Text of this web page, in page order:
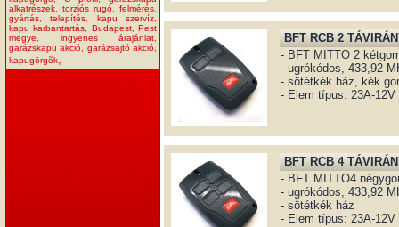
alkatrészek
torziós rugó felmérés
gyártás ,telepítés kapu szervíz
kapu karbantartás
Budapest,Pest
megye
ingyenes árajánlat
garázskapu akció
garázsajtó akció
kapugörgõk,
BFT RCB 2
- BFT MITTO 2
- ugrókódos, 433,92
- sötétkék ház, kék
- Elem típus: 23A-12V
BFT RCB 4
- BFT MITTO4
- ugrókódos, 433,92
- sötétkék ház
- Elem típus: 23A-12V